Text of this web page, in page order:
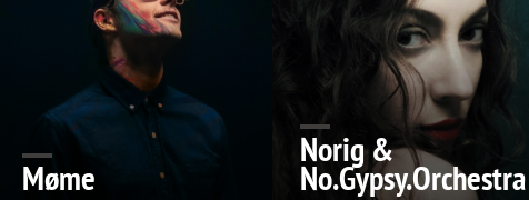
Møme
Norig &
No.Gypsy.Orchestra